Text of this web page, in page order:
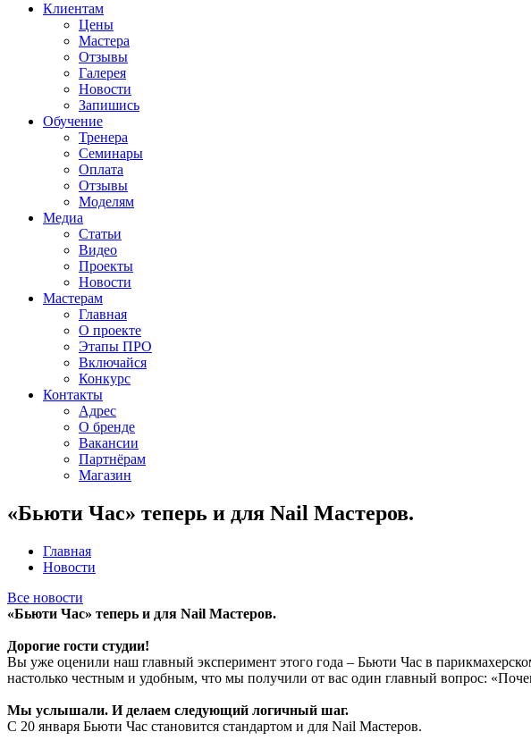
Клиентам
Цены
Мастера
Отзывы
Галерея
Новости
Запишись
Обучение
Тренера
Семинары
Оплата
Отзывы
Моделям
Медиа
Статьи
Видео
Проекты
Новости
Мастерам
Главная
О проекте
Этапы ПРО
Включайся
Конкурс
Контакты
Адрес
О бренде
Вакансии
Партнёрам
Магазин
«Бьюти Час» теперь и для Nail Мастеров.
Главная
Новости
Все новости
«Бьюти Час» теперь и для Nail Мастеров.
Дорогие гости студии!
Вы уже оценили наш главный эксперимент этого года – Бьюти Час в
настолько честным и удобным, что мы получили от вас один главный вопрос:
Мы услышали. И делаем следующий логичный шаг.
С 20 января Бьюти Час становится стандартом и для Nail Мастеров.